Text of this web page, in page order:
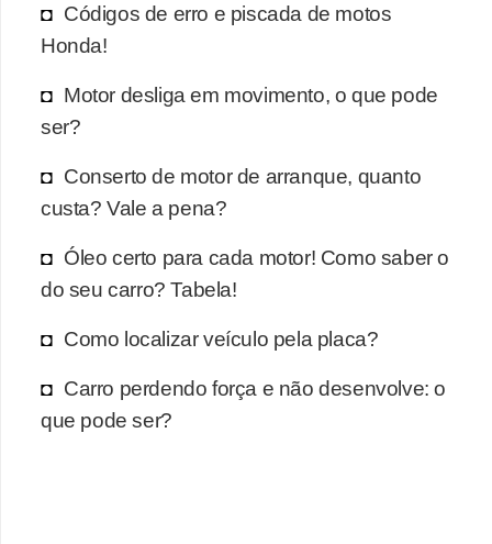
Códigos de erro e piscada de motos
Honda!
Motor desliga em movimento, o que pode
ser?
Conserto de motor de arranque, quanto
custa? Vale a pena?
Óleo certo para cada motor! Como saber o
do seu carro? Tabela!
Como localizar veículo pela placa?
Carro perdendo força e não desenvolve: o
que pode ser?
a
r
c
a
r
o
D
i
c
o
n